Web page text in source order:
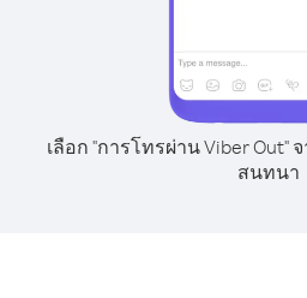
เลือก "การโทรผ่าน Viber Out"
สนทนา